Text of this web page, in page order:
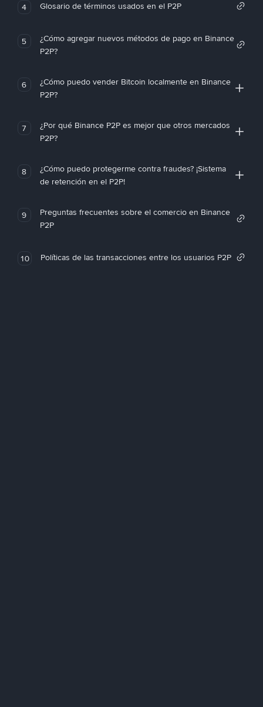
4 Glosario de términos usados en el P2P
5
¿Cómo agregar nuevos métodos de pago en Binance
P2P?
6
¿Cómo puedo vender Bitcoin localmente en Binance
P2P?
7
¿Por qué Binance P2P es mejor que otros mercados
P2P?
8
¿Cómo puedo protegerme contra fraudes? ¡Sistema
de retención en el P2P!
9
Preguntas frecuentes sobre el comercio en Binance
P2P
10 Políticas de las transacciones entre los usuarios P2P